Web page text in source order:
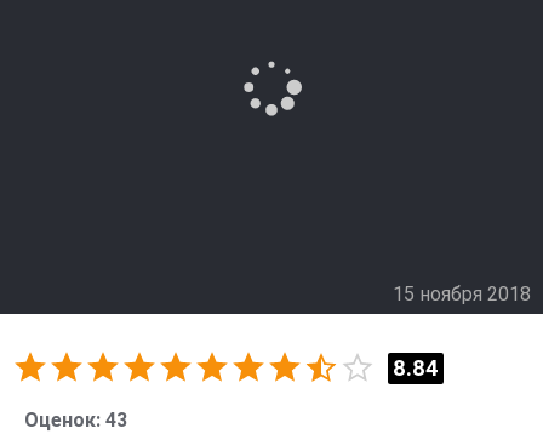
15 ноября 2018
8.84
Оценок: 43